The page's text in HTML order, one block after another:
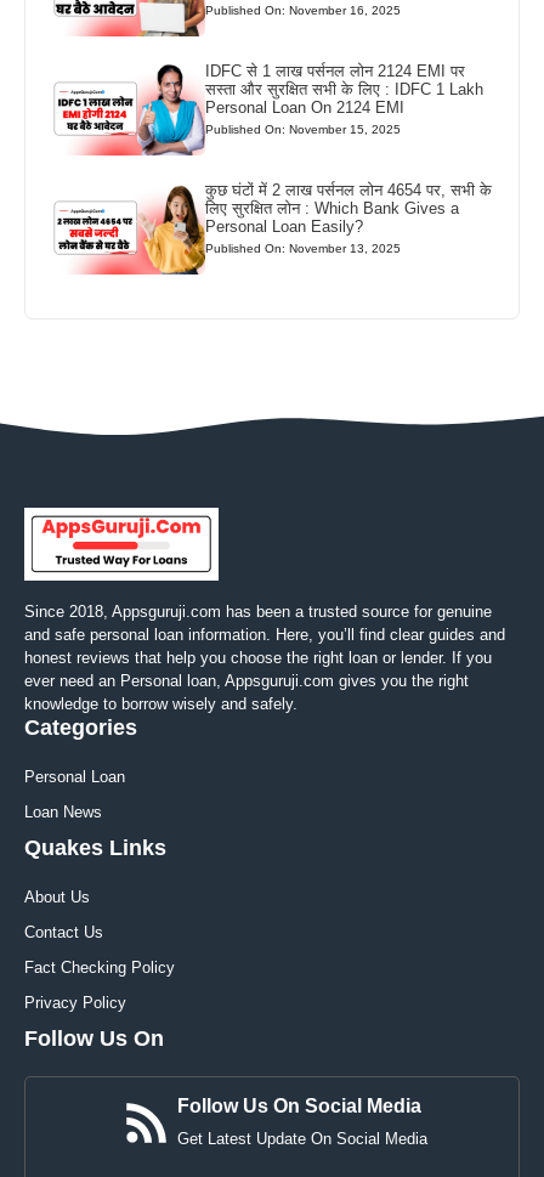
Published On: November 16, 2025
IDFC से 1 लाख पर्सनल लोन 2124 EMI पर
सस्ता और सुरक्षित सभी के लिए : IDFC 1 Lakh
Personal Loan On 2124 EMI
Published On: November 15, 2025
कुछ घंटों में 2 लाख पर्सनल लोन 4654 पर, सभी के
लिए सुरक्षित लोन : Which Bank Gives a
Personal Loan Easily?
Published On: November 13, 2025
Since 2018, Appsguruji.com has been a trusted source for genuine
and safe personal loan information. Here, you’ll find clear guides and
honest reviews that help you choose the right loan or lender. If you
ever need an Personal loan, Appsguruji.com gives you the right
knowledge to borrow wisely and safely.
Categories
Personal Loan
Loan News
Quakes Links
About Us
Contact Us
Fact Checking Policy
Privacy Policy
Follow Us On
Follow Us On Social Media
Get Latest Update On Social Media